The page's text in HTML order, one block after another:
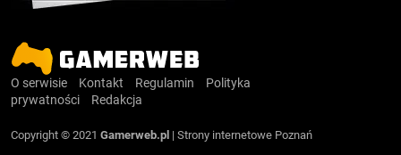
O serwisie Kontakt Regulamin
Polityka
prywatności
Redakcja
Copyright © 2021 Gamerweb.pl | Strony internetowe Poznań